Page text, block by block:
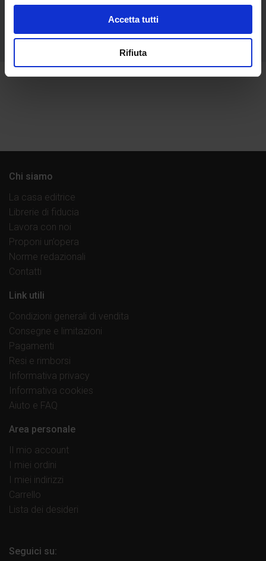
Accetta tutti
Rifiuta
Esaurito
Chi siamo
La casa editrice
Librerie di fiducia
Lavora con noi
Proponi un’opera
Norme redazionali
Contatti
Link utili
Condizioni generali di vendita
Consegne e limitazioni
Pagamenti
Resi e rimborsi
Informativa privacy
Informativa cookies
Aiuto e FAQ
Area personale
Il mio account
I miei ordini
I miei indirizzi
Carrello
Lista dei desideri
Seguici su: